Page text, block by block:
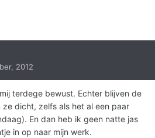
2012
terdege bewust. Echter blijven de
dicht, zelfs als het al een paar
En dan heb ik geen natte jas
in op naar mijn werk.